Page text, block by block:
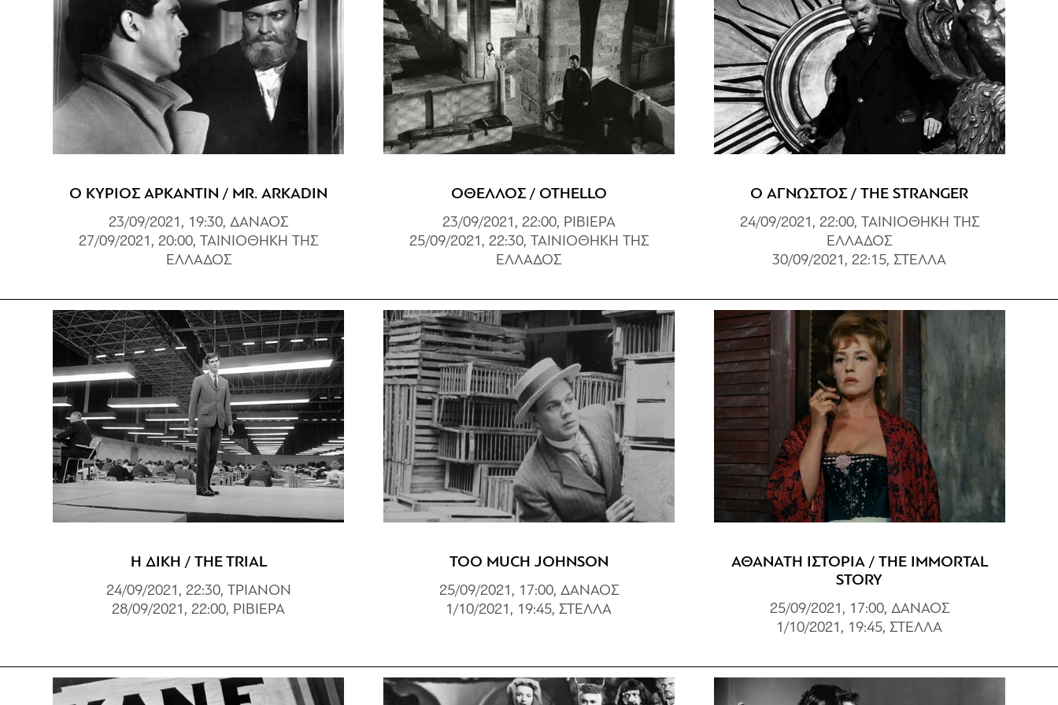
Ο ΚΥΡΙΟΣ ΑΡΚΑΝΤΙΝ / MR. ARKADIN
23/09/2021, 19:30, ΔΑΝΑΟΣ
27/09/2021, 20:00, ΤΑΙΝΙΟΘΗΚΗ ΤΗΣ
ΕΛΛΑΔΟΣ
ΟΘΕΛΛΟΣ / OTHELLO
23/09/2021, 22:00, ΡΙΒΙΕΡΑ
25/09/2021, 22:30, ΤΑΙΝΙΟΘΗΚΗ ΤΗΣ
ΕΛΛΑΔΟΣ
Ο ΑΓΝΩΣΤΟΣ / THE STRANGER
24/09/2021, 22:00, ΤΑΙΝΙΟΘΗΚΗ ΤΗΣ
ΕΛΛΑΔΟΣ
30/09/2021, 22:15, ΣΤΕΛΛΑ
Η ΔΙΚΗ / THE TRIAL
24/09/2021, 22:30, ΤΡΙΑΝΟΝ
28/09/2021, 22:00, ΡΙΒΙΕΡΑ
TOO MUCH JOHNSON
25/09/2021, 17:00, ΔΑΝΑΟΣ
1/10/2021, 19:45, ΣΤΕΛΛΑ
ΑΘΑΝΑΤΗ ΙΣΤΟΡΙΑ / THE IMMORTAL
STORY
25/09/2021, 17:00, ΔΑΝΑΟΣ
1/10/2021, 19:45, ΣΤΕΛΛΑ